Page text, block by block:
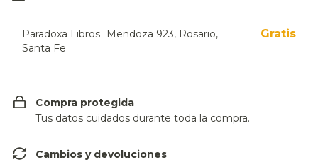
Paradoxa Libros
Mendoza 923, Rosario,
Santa Fe
Gratis
Compra protegida
Tus datos cuidados durante toda la compra.
Cambios y devoluciones